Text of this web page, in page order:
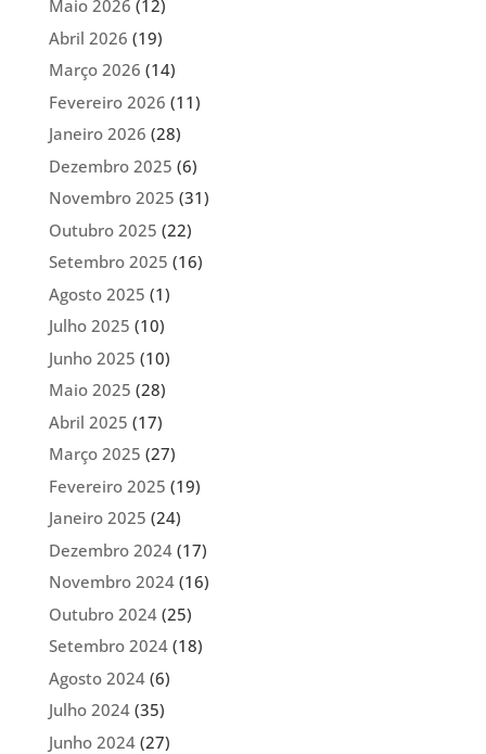
Maio 2026 (12)
Abril 2026 (19)
Março 2026 (14)
Fevereiro 2026 (11)
Janeiro 2026 (28)
Dezembro 2025 (6)
Novembro 2025 (31)
Outubro 2025 (22)
Setembro 2025 (16)
Agosto 2025 (1)
Julho 2025 (10)
Junho 2025 (10)
Maio 2025 (28)
Abril 2025 (17)
Março 2025 (27)
Fevereiro 2025 (19)
Janeiro 2025 (24)
Dezembro 2024(17)
Novembro 2024(16)
Outubro 2024(25)
Setembro 2024(18)
Agosto 2024(6)
Julho 2024(35)
Junho 2024(27)